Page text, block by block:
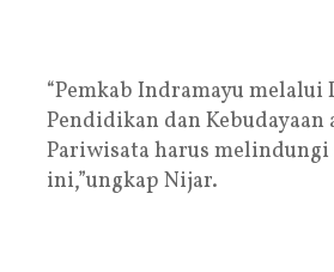
“Pemkab Indramayu melalui
Pendidikan dan Kebudayaan
Pariwisata harus melindungi
ini,”ungkap Nijar.